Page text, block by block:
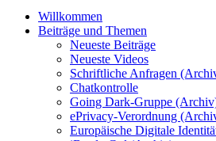
Willkommen
Beiträge und Themen
Neueste Beiträge
Neueste Videos
Schriftliche Anfragen
Chatkontrolle
Going Dark-Gruppe
ePrivacy-Verordnung
Europäische Digitale